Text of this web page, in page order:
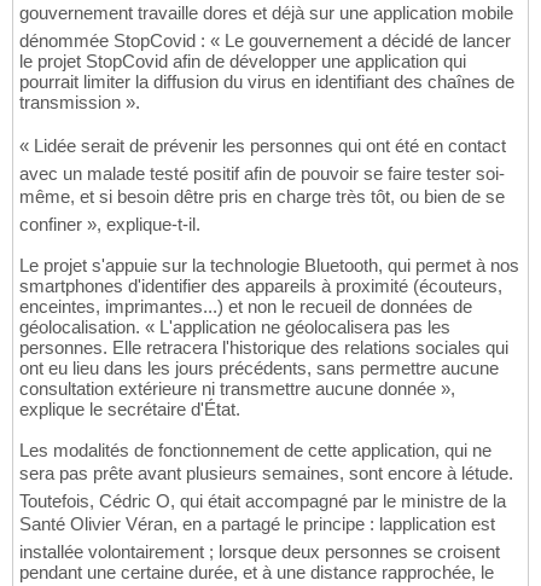
gouvernement travaille dores et déjà sur une application mobile
dénommée StopCovid : « Le gouvernement a décidé de lancer
le projet StopCovid afin de développer une application qui
pourrait limiter la diffusion du virus en identifiant des chaînes de
transmission ».
« Lidée serait de prévenir les personnes qui ont été en contact
avec un malade testé positif afin de pouvoir se faire tester soi-
même, et si besoin dêtre pris en charge très tôt, ou bien de se
confiner », explique-t-il.
Le projet s'appuie sur la technologie Bluetooth, qui permet à nos
smartphones d'identifier des appareils à proximité (écouteurs,
enceintes, imprimantes...) et non le recueil de données de
géolocalisation. « L'application ne géolocalisera pas les
personnes. Elle retracera l'historique des relations sociales qui
ont eu lieu dans les jours précédents, sans permettre aucune
consultation extérieure ni transmettre aucune donnée »,
explique le secrétaire d'État.
Les modalités de fonctionnement de cette application, qui ne
sera pas prête avant plusieurs semaines, sont encore à létude.
Toutefois, Cédric O, qui était accompagné par le ministre de la
Santé Olivier Véran, en a partagé le principe : lapplication est
installée volontairement ; lorsque deux personnes se croisent
pendant une certaine durée, et à une distance rapprochée, le